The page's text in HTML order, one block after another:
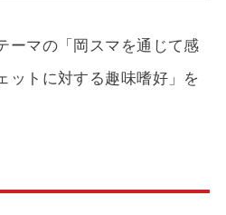
ーマの「岡スマを通じて感
ットに対する趣味嗜好」を